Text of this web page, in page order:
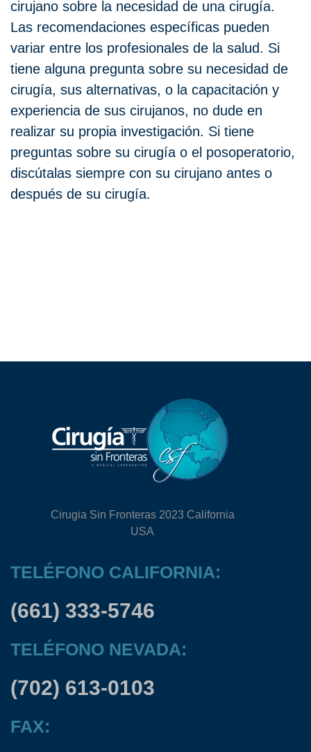
cirujano sobre la necesidad de una cirugía.
Las recomendaciones específicas pueden
variar entre los profesionales de la salud. Si
tiene alguna pregunta sobre su necesidad de
cirugía, sus alternativas, o la capacitación y
experiencia de sus cirujanos, no dude en
realizar su propia investigación. Si tiene
preguntas sobre su cirugía o el posoperatorio,
discútalas siempre con su cirujano antes o
después de su cirugía.
Cirugia Sin Fronteras 2023 California
USA
TELÉFONO CALIFORNIA:
(661) 333-5746
TELÉFONO NEVADA:
(702) 613-0103
FAX: